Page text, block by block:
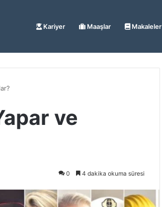
Kariyer Maaşlar Makaleler
ve
0 4 dakika okuma süresi